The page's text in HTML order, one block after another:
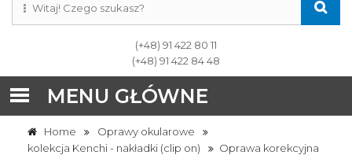
(+48) 91 422 80 11
(+48) 91 422 84 48
MENU GŁÓWNE
Home
Oprawy okularowe
kolekcja Kenchi - nakładki (clip on)
Oprawa korekcyjna